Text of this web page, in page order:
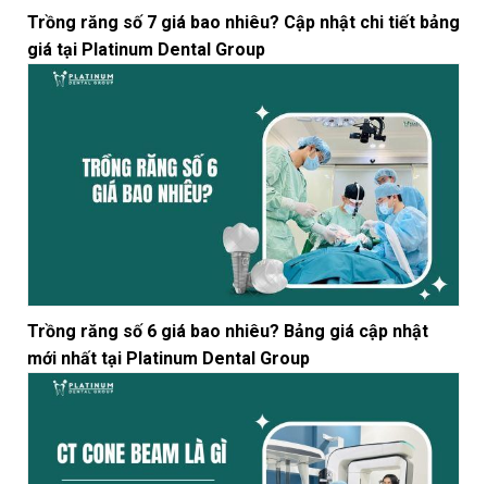
Trồng răng số 7 giá bao nhiêu? Cập nhật chi tiết bảng
giá tại Platinum Dental Group
Trồng răng số 6 giá bao nhiêu? Bảng giá cập nhật
mới nhất tại Platinum Dental Group